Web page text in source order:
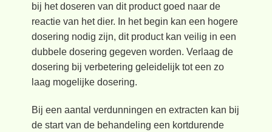
bij het doseren van dit product goed naar de
reactie van het dier. In het begin kan een hogere
dosering nodig zijn, dit product kan veilig in een
dubbele dosering gegeven worden. Verlaag de
dosering bij verbetering geleidelijk tot een zo
laag mogelijke dosering.
Bij een aantal verdunningen en extracten kan bij
de start van de behandeling een kortdurende